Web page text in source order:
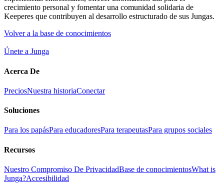
crecimiento personal y fomentar una comunidad solidaria de
Keeperes que contribuyen al desarrollo estructurado de sus Jungas.
Volver a la base de conocimientos
Únete a Junga
Acerca De
PreciosNuestra historiaConectar
Soluciones
Para los papásPara educadoresPara terapeutasPara grupos sociales
Recursos
Nuestro Compromiso De PrivacidadBase de conocimientosWhat is
Junga?Accesibilidad